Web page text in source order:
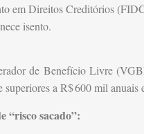
em Direitos Creditórios
isento.
de Benefício Livre
superiores a R$600 mil anuais
“risco sacado”: